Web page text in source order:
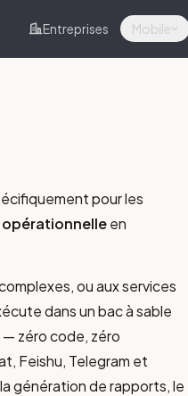
Entreprises Mobile
pour les
en
ou aux services
dans un bac à sable
zéro code, zéro
Feishu, Telegram et
génération de rapports, le